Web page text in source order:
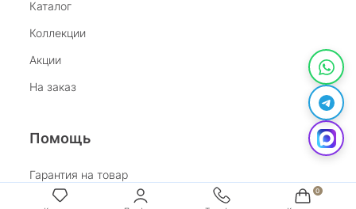
Каталог
Коллекции
Акции
На заказ
Помощь
Гарантия на товар
Возврат